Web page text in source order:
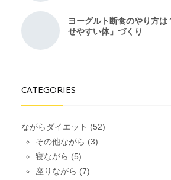
ヨーグルト断食のやり方
せやすい体」づくり
CATEGORIES
ながらダイエット (52)
その他ながら (3)
寝ながら (5)
座りながら (7)